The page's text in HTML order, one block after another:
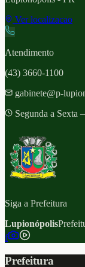
Ver localizacao
Atendimento
(43) 3660-1100
gabinete@p-
Segunda a Sexta
Siga a Prefeitura
Lupionópolis
f
Prefeitura